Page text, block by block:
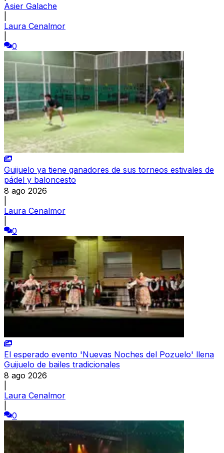
Asier Galache
Laura Cenalmor
0
Guijuelo ya tiene ganadores de sus torneos estivales de
pádel y baloncesto
8 ago 2026
Laura Cenalmor
0
El esperado evento 'Nuevas Noches del Pozuelo' llena
Guijuelo de bailes tradicionales
8 ago 2026
Laura Cenalmor
0